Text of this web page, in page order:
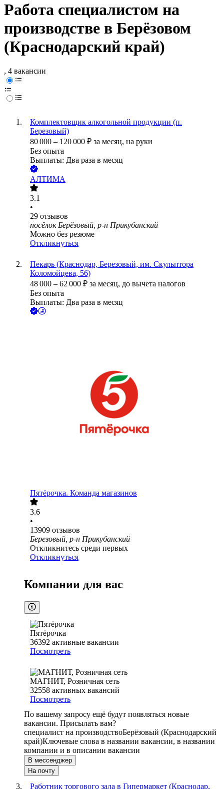
Работа специалистом на
производстве в Берёзовом
(Краснодарский край)
, 4 вакансии
Комплектовщик алкогольной продукции (п.
Березовый)
80 000 – 120 000 ₽ за месяц, на руки
Без опыта
Выплаты: Два раза в месяц
АЛТИМА
3.1
•
29 отзывов
посёлок Берёзовый, р-н Прикубанский
Можно без резюме
Откликнуться
Пекарь (Краснодар, Березовый, им. Скульптора
Коломойцева, 56)
48 000 – 62 000 ₽ за месяц, до вычета налогов
Без опыта
Выплаты: Два раза в месяц
Пятёрочка. Команда магазинов
3.6
•
13909 отзывов
Березовый, р-н Прикубанский
Откликнитесь среди первых
Откликнуться
Компании для вас
Пятёрочка
36392 активные вакансии
Посмотреть
МАГНИТ, Розничная сеть
32558 активных вакансий
Посмотреть
По вашему запросу ещё будут появляться новые
вакансии. Присылать вам?
специалист на производствоБерёзовый (Краснодарский
край)Ключевые слова в названии вакансии, в названии
компании и в описании вакансии
В мессенджер
На почту
Работник торгового зала в Гипермаркет (Краснодар,